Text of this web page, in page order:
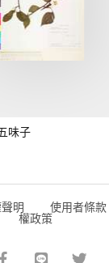
味子
明 使用者條
權政策